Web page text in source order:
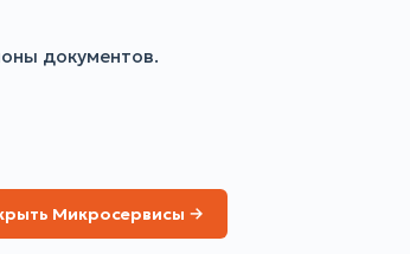
документов.
Микросервисы →